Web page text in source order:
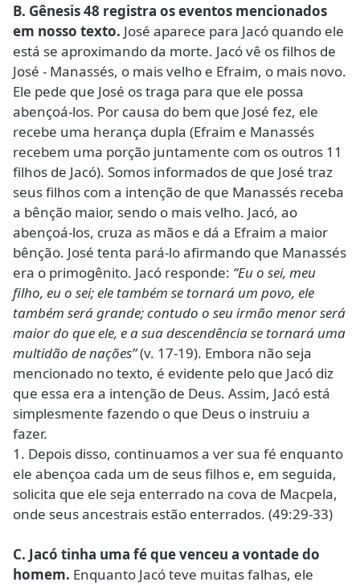
B. Gênesis 48 registra os eventos mencionados
em nosso texto. José aparece para Jacó quando ele
está se aproximando da morte. Jacó vê os filhos de
José - Manassés, o mais velho e Efraim, o mais novo.
Ele pede que José os traga para que ele possa
abençoá-los. Por causa do bem que José fez, ele
recebe uma herança dupla (Efraim e Manassés
recebem uma porção juntamente com os outros 11
filhos de Jacó). Somos informados de que José traz
seus filhos com a intenção de que Manassés receba
a bênção maior, sendo o mais velho. Jacó, ao
abençoá-los, cruza as mãos e dá a Efraim a maior
bênção. José tenta pará-lo afirmando que Manassés
era o primogênito. Jacó responde: “Eu o sei, meu
filho, eu o sei; ele também se tornará um povo, ele
também será grande; contudo o seu irmão menor será
maior do que ele, e a sua descendência se tornará uma
multidão de nações”(v. 17-19). Embora não seja
mencionado no texto, é evidente pelo que Jacó diz
que essa era a intenção de Deus. Assim, Jacó está
simplesmente fazendo o que Deus o instruiu a
fazer.
1. Depois disso, continuamos a ver sua fé enquanto
ele abençoa cada um de seus filhos e, em seguida,
solicita que ele seja enterrado na cova de Macpela,
onde seus ancestrais estão enterrados. (49:29-33)
C. Jacó tinha uma fé que venceu a vontade do
homem. Enquanto Jacó teve muitas falhas, ele